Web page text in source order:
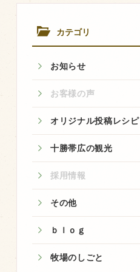
カテゴリ
お知らせ
お客様の声
オリジナル投稿レシピ
十勝帯広の観光
採用情報
その他
ｂｌｏｇ
牧場のしごと
商品のご紹介
厚切ステーキ
カルビ串
ハンバーグ
豊西ソース
取り扱い店
販売店
その他